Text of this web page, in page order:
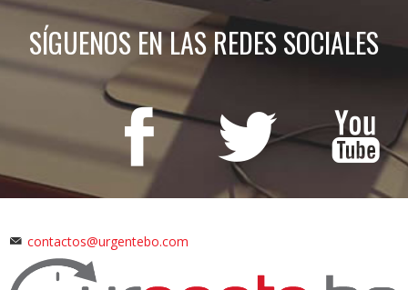
SÍGUENOS EN LAS REDES SOCIALES
contactos@urgentebo.com